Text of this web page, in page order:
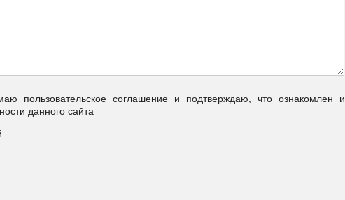
пользовательское соглашение и подтверждаю, что ознакомлен и
данного сайта